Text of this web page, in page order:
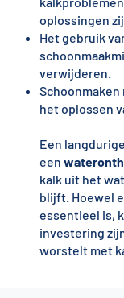
oplossingen
Het gebruik
verwijderen.
het oplossen
Een
een
kalk uit het
blijft. Hoewel
essentieel is,
investering
worstelt met